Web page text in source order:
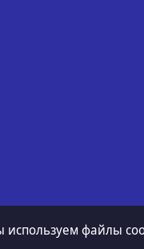
используем файлы